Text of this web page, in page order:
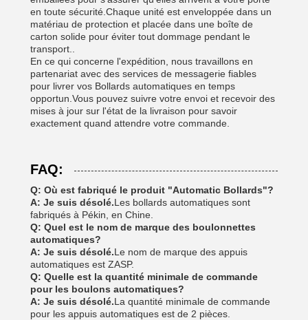
en toute sécurité.Chaque unité est enveloppée dans un
matériau de protection et placée dans une boîte de
carton solide pour éviter tout dommage pendant le
transport..
En ce qui concerne l'expédition, nous travaillons en
partenariat avec des services de messagerie fiables
pour livrer vos Bollards automatiques en temps
opportun.Vous pouvez suivre votre envoi et recevoir des
mises à jour sur l'état de la livraison pour savoir
exactement quand attendre votre commande.
FAQ:
Q: Où est fabriqué le produit "Automatic Bollards"?
A: Je suis désolé.Les bollards automatiques sont
fabriqués à Pékin, en Chine.
Q: Quel est le nom de marque des boulonnettes
automatiques?
A: Je suis désolé.Le nom de marque des appuis
automatiques est ZASP.
Q: Quelle est la quantité minimale de commande
pour les boulons automatiques?
A: Je suis désolé.La quantité minimale de commande
pour les appuis automatiques est de 2 pièces.